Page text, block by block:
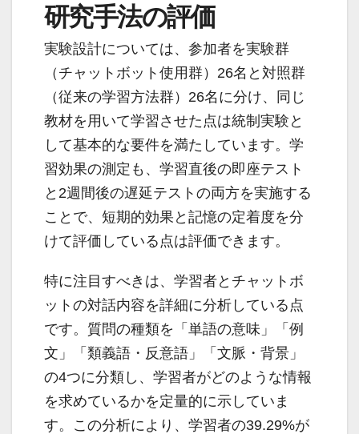
研究手法の評価
実験設計については、参加者を実験群
（チャットボット使用群）26名と対照群
（従来の学習方法群）26名に分け、同じ
教材を用いて学習させた点は統制実験と
して基本的な要件を満たしています。学
習効果の測定も、学習直後の即座テスト
と2週間後の遅延テストの両方を実施する
ことで、短期的効果と記憶の定着度を分
けて評価している点は評価できます。
特に注目すべきは、学習者とチャットボ
ットの対話内容を詳細に分析している点
です。質問の種類を「単語の意味」「例
文」「類義語・反意語」「文脈・背景」
の4つに分類し、学習者がどのような情報
を求めているかを定量的に示していま
す。この分析により、学習者の39.29%が